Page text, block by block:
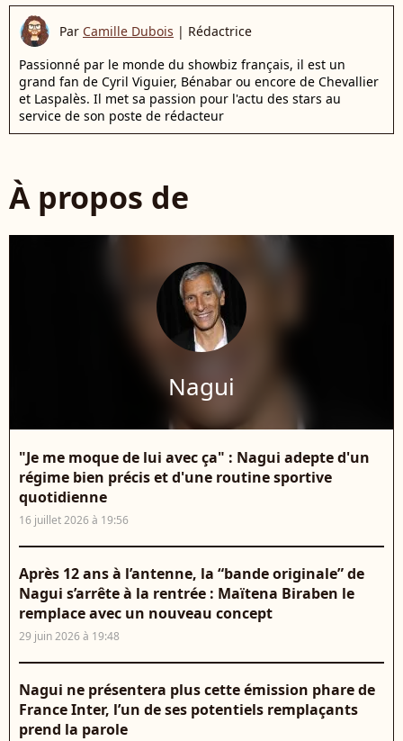
Par Camille Dubois | Rédactrice
Passionné par le monde du showbiz français, il est un
grand fan de Cyril Viguier, Bénabar ou encore de Chevallier
et Laspalès. Il met sa passion pour l'actu des stars au
service de son poste de rédacteur
À propos de
Nagui
"Je me moque de lui avec ça" : Nagui adepte d'un
régime bien précis et d'une routine sportive
quotidienne
16 juillet 2026 à 19:56
Après 12 ans à l’antenne, la “bande originale” de
Nagui s’arrête à la rentrée : Maïtena Biraben le
remplace avec un nouveau concept
29 juin 2026 à 19:48
Nagui ne présentera plus cette émission phare de
France Inter, l’un de ses potentiels remplaçants
prend la parole